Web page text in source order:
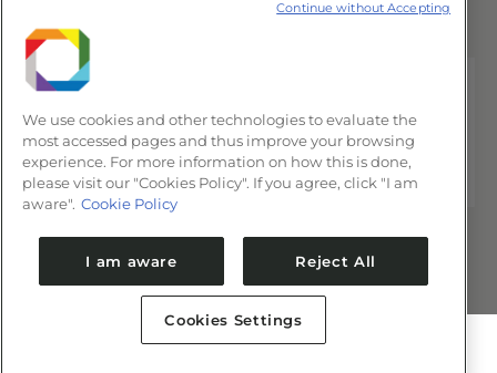
We use cookies and other technologies to evaluate the
most accessed pages and thus improve your browsing
experience. For more information on how this is done,
please visit our "Cookies Policy". If you agree, click "I am
aware". Cookie Policy
I am aware Reject All
Cookies Settings
Continue without Accepting